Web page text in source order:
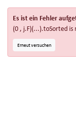
Es ist ein Fehler
(0 , j.F)(...).toSorted is
Erneut versuchen